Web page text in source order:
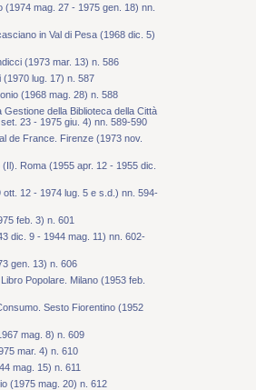
(1974 mag. 27 - 1975 gen. 18) nn.
in Val di Pesa (1968 dic. 5)
(1973 mar. 13) n. 586
(1970 lug. 17) n. 587
(1968 mag. 28) n. 588
Gestione della Biblioteca della Città
23 - 1975 giu. 4) nn. 589-590
de France. Firenze (1973 nov.
Roma (1955 apr. 12 - 1955 dic.
ott. 12 - 1974 lug. 5 e s.d.) nn. 594-
feb. 3) n. 601
dic. 9 - 1944 mag. 11) nn. 602-
gen. 13) n. 606
Popolare. Milano (1953 feb.
Sesto Fiorentino (1952
mag. 8) n. 609
mar. 4) n. 610
mag. 15) n. 611
(1975 mag. 20) n. 612